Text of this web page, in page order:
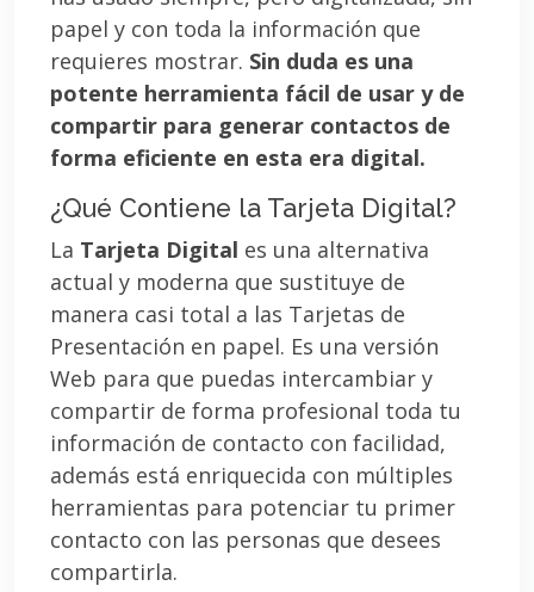
papel y con toda la información que
requieres mostrar. Sin duda es una
potente herramienta fácil de usar y de
compartir para generar contactos de
forma eficiente en esta era digital.
¿Qué Contiene la Tarjeta Digital?
La Tarjeta Digital es una alternativa
actual y moderna que sustituye de
manera casi total a las Tarjetas de
Presentación en papel. Es una versión
Web para que puedas intercambiar y
compartir de forma profesional toda tu
información de contacto con facilidad,
además está enriquecida con múltiples
herramientas para potenciar tu primer
contacto con las personas que desees
compartirla.